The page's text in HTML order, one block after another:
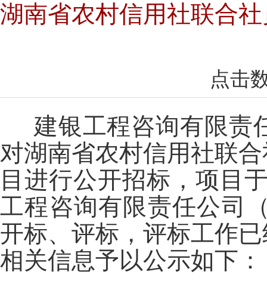
湖南省农村信用社联合
点击
建银工程咨询有限责
对湖南省农村信用社联
目进行公开招标，项目
工程咨询有限责任公司
开标、评标，评标工作
相关信息予以公示如下：